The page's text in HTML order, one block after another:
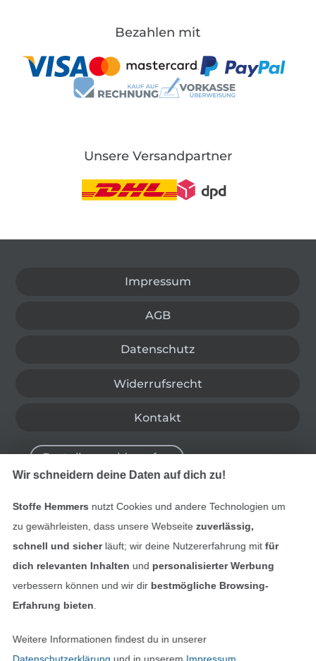
Bezahlen mit
Unsere Versandpartner
Impressum
AGB
Datenschutz
Widerrufsrecht
Kontakt
Bestellung widerrufen
Finde mehr Inspiration
Wir schneidern deine Daten auf dich zu!
Stoffe Hemmers nutzt Cookies und andere Technologien um
zu gewährleisten, dass unsere Webseite zuverlässig,
schnell und sicherläuft; wir deine Nutzererfahrung mitfür
dich relevanten Inhalten und personalisierter Werbung
verbessern können und wir dir bestmögliche Browsing-
Erfahrung bieten
Weitere Informationen findest du in unserer